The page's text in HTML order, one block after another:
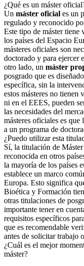
¿Qué es un máster
Un máster oficial es un
regulado y reconocido
Este tipo de máster
los países del Espacio
másteres oficiales son
doctorado y para ejercer
otro lado, un máster
posgrado que es
específica, sin la
estos másteres no
ni en el EEES, pueden
las necesidades del
másteres oficiales es que
a un programa de
¿Puedo utilizar esta
Sí, la titulación de
reconocida en otros
la mayoría de los países
establece un marco
Europa. Esto significa
Bioética y Formación
otras titulaciones de
importante tener en
requisitos específicos
que es recomendable
antes de solicitar trabajo
¿Cuál es el mejor
máster?